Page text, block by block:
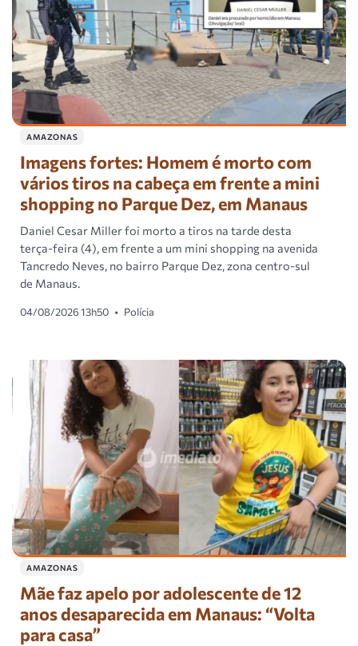
AMAZONAS
Imagens fortes: Homem é morto com
vários tiros na cabeça em frente a mini
shopping no Parque Dez, em Manaus
Daniel Cesar Miller foi morto a tiros na tarde desta
terça-feira (4), em frente a um mini shopping na avenida
Tancredo Neves, no bairro Parque Dez, zona centro-sul
de Manaus.
04/08/2026 13h50 • Polícia
AMAZONAS
Mãe faz apelo por adolescente de 12
anos desaparecida em Manaus: “Volta
para casa”